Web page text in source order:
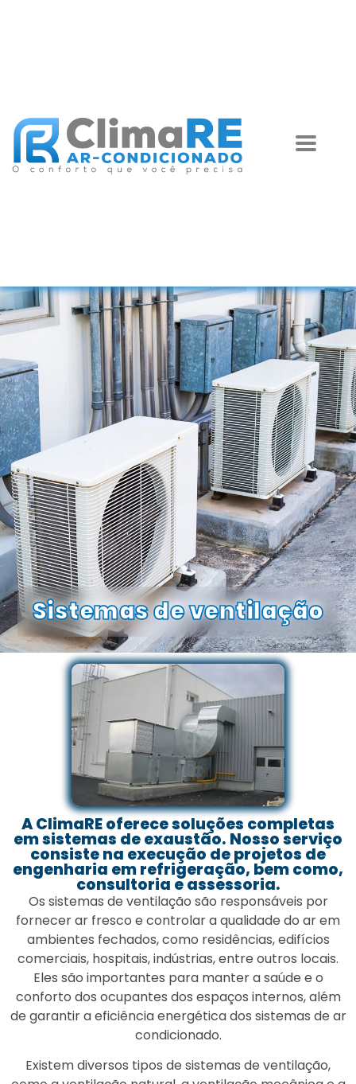
Sistemas de ventilação
A ClimaRE oferece soluções completas
em sistemas de exaustão. Nosso serviço
consiste na execução de projetos de
engenharia em refrigeração, bem como,
consultoria e assessoria.
Os sistemas de ventilação são responsáveis por
fornecer ar fresco e controlar a qualidade do ar em
ambientes fechados, como residências, edifícios
comerciais, hospitais, indústrias, entre outros locais.
Eles são importantes para manter a saúde e o
conforto dos ocupantes dos espaços internos, além
de garantir a eficiência energética dos sistemas de ar
condicionado.
Existem diversos tipos de sistemas de ventilação,